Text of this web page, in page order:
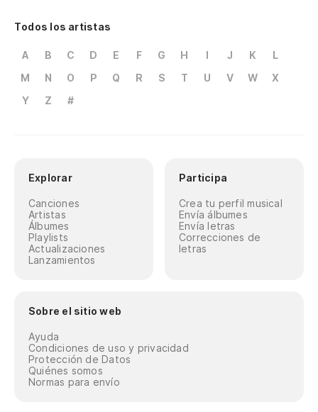
Todos los artistas
A B C D E F G H I J K
L
M
N O P Q R S T U V W
X
Y
Z #
Explorar
Canciones
Artistas
Álbumes
Playlists
Actualizaciones
Lanzamientos
Participa
Crea tu perfil musical
Envía álbumes
Envía letras
Correcciones de
letras
Sobre el sitio web
Ayuda
Condiciones de uso y privacidad
Protección de Datos
Quiénes somos
Normas para envío